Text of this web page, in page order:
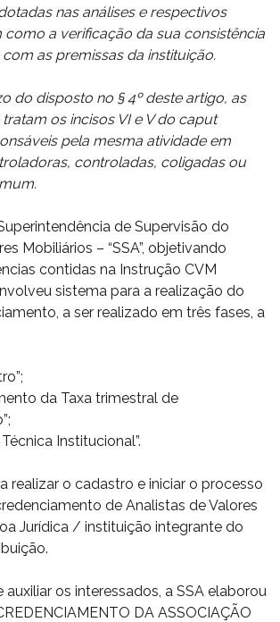
nas análises e respectivos
como a verificação da sua consistência
as premissas da instituição.
do disposto no § 4º deste artigo, as
os incisos VI e V do caput
pela mesma atividade em
controladas, coligadas ou
de Supervisão do
Mobiliários – “SSA”, objetivando
contidas na Instrução CVM
sistema para a realização do
a ser realizado em três fases, a
da Taxa trimestral de
Técnica Institucional”.
realizar o cadastro e iniciar o processo
de Analistas de Valores
Jurídica / instituição integrante do
os interessados, a SSA elaborou
DA ASSOCIAÇÃO